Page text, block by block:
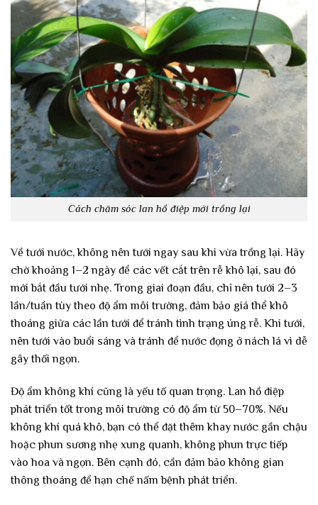
Cách chăm sóc lan hồ điệp mới trồng lại
Về tưới nước, không nên tưới ngay sau khi vừa trồng lại. Hãy
chờ khoảng 1–2 ngày để các vết cắt trên rễ khô lại, sau đó
mới bắt đầu tưới nhẹ. Trong giai đoạn đầu, chỉ nên tưới 2–3
lần/tuần tùy theo độ ẩm môi trường, đảm bảo giá thể khô
thoáng giữa các lần tưới để tránh tình trạng úng rễ. Khi tưới,
nên tưới vào buổi sáng và tránh để nước đọng ở nách lá vì dễ
gây thối ngọn.
Độ ẩm không khí cũng là yếu tố quan trọng. Lan hồ điệp
phát triển tốt trong môi trường có độ ẩm từ 50–70%. Nếu
không khí quá khô, bạn có thể đặt thêm khay nước gần chậu
hoặc phun sương nhẹ xung quanh, không phun trực tiếp
vào hoa và ngọn. Bên cạnh đó, cần đảm bảo không gian
thông thoáng để hạn chế nấm bệnh phát triển.